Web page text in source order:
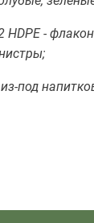
HDPE -
под